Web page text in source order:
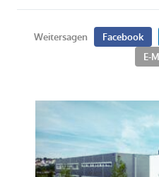
Weitersagen Facebook
E-